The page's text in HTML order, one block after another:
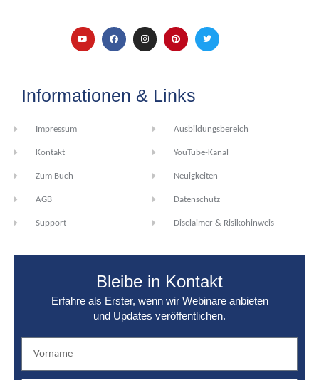
Informationen & Links
Impressum
Kontakt
Zum Buch
AGB
Support
Ausbildungsbereich
YouTube-Kanal
Neuigkeiten
Datenschutz
Disclaimer & Risikohinweis
Bleibe in Kontakt
Erfahre als Erster, wenn wir Webinare anbieten
und Updates veröffentlichen.